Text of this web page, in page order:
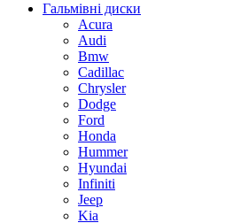
Гальмівні диски
Acura
Audi
Bmw
Cadillac
Chrysler
Dodge
Ford
Honda
Hummer
Hyundai
Infiniti
Jeep
Kia